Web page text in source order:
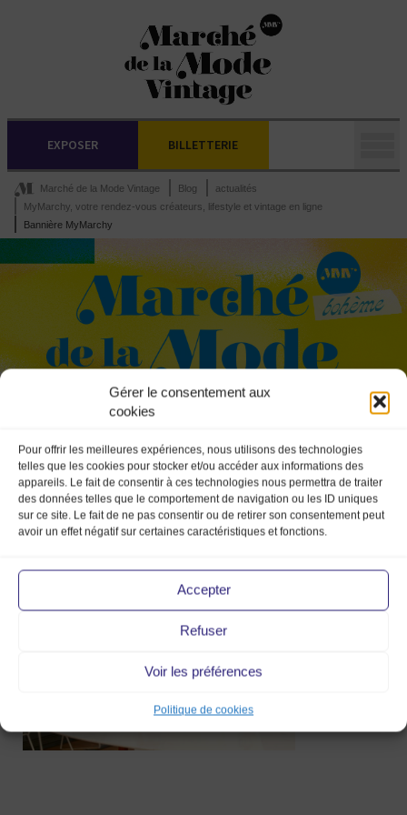
Gérer le consentement aux
cookies
Pour offrir les meilleures expériences, nous utilisons des technologies
telles que les cookies pour stocker et/ou accéder aux informations des
appareils. Le fait de consentir à ces technologies nous permettra de traiter
des données telles que le comportement de navigation ou les ID uniques
sur ce site. Le fait de ne pas consentir ou de retirer son consentement peut
avoir un effet négatif sur certaines caractéristiques et fonctions.
Accepter
Refuser
Voir les préférences
Politique de cookies
EXPOSER BILLETTERIE
Marché de la Mode Vintage Blog
actualités
MyMarchy, votre rendez-vous créateurs, lifestyle et vintage en ligne
Bannière MyMarchy
Bannière
MyMarchy